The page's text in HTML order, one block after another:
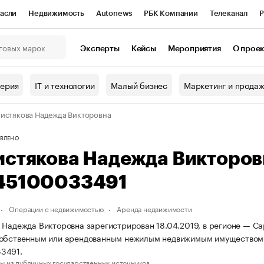
Недвижимость Autonews РБК Компании Телеканал
Проверка контрагентов
Эксперты Кейсы Мероприятия О
IT и технологии Малый бизнес Маркетинг и
Надежда Викторовна
Надежда
Операции с недвижимостью Аренда недвижимости
Викторовна зарегистрирован 18.04.2019, в регионе —
или арендованным нежилым недвижимым